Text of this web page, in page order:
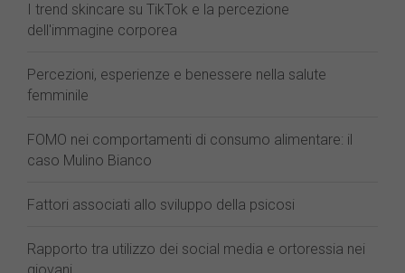
I trend skincare su TikTok e la percezione
dell'immagine corporea
Percezioni, esperienze e benessere nella salute
femminile
FOMO nei comportamenti di consumo alimentare: il
caso Mulino Bianco
Fattori associati allo sviluppo della psicosi
Rapporto tra utilizzo dei social media e ortoressia nei